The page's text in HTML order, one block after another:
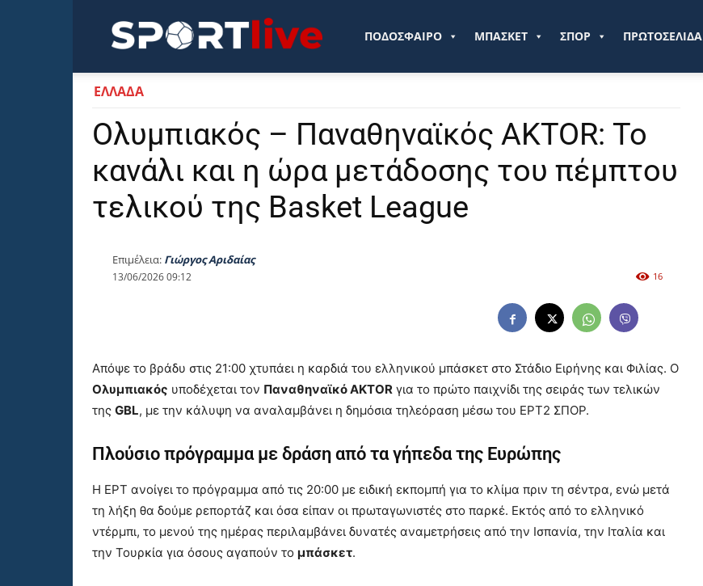
Sportlive.grΠΟΔΟΣΦΑΙΡΟ ΜΠΑΣΚΕΤ ΣΠΟΡ ΠΡΩΤΟΣΕΛΙΔΑ
ΕΛΛΑΔΑ
Ολυμπιακός – Παναθηναϊκός AKTOR: Το
κανάλι και η ώρα μετάδοσης του πέμπτου
τελικού της Basket League
Επιμέλεια: Γιώργος Αριδαίας
13/06/2026 09:12 16
Απόψε το βράδυ στις 21:00 χτυπάει η καρδιά του ελληνικού μπάσκετ στο Στάδιο Ειρήνης και Φιλίας. Ο
Ολυμπιακός υποδέχεται τον Παναθηναϊκό AKTOR για το πρώτο παιχνίδι της σειράς των τελικών
της GBL, με την κάλυψη να αναλαμβάνει η δημόσια τηλεόραση μέσω του ΕΡΤ2 ΣΠΟΡ.
Πλούσιο πρόγραμμα με δράση από τα γήπεδα της Ευρώπης
Η ΕΡΤ ανοίγει το πρόγραμμα από τις 20:00 με ειδική εκπομπή για το κλίμα πριν τη σέντρα, ενώ μετά
τη λήξη θα δούμε ρεπορτάζ και όσα είπαν οι πρωταγωνιστές στο παρκέ. Εκτός από το ελληνικό
ντέρμπι, το μενού της ημέρας περιλαμβάνει δυνατές αναμετρήσεις από την Ισπανία, την Ιταλία και
την Τουρκία για όσους αγαπούν το μπάσκετ.